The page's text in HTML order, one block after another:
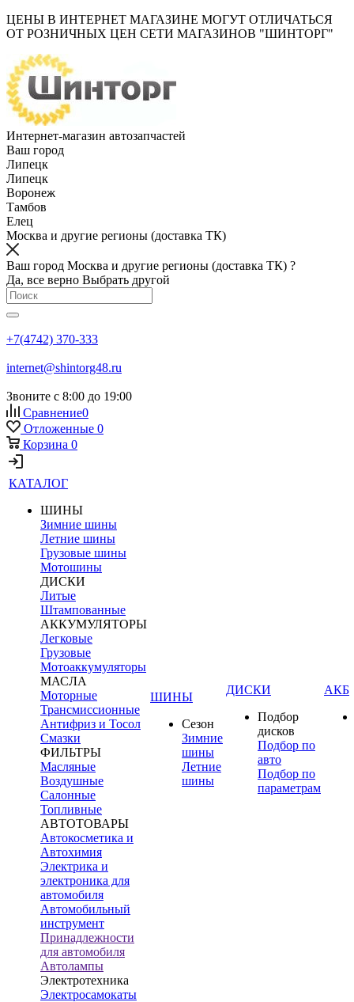
ЦЕНЫ В ИНТЕРНЕТ МАГАЗИНЕ МОГУТ ОТЛИЧАТЬСЯ
ОТ РОЗНИЧНЫХ ЦЕН СЕТИ МАГАЗИНОВ "ШИНТОРГ"
Интернет-магазин автозапчастей
Ваш город
Липецк
Липецк
Воронеж
Тамбов
Елец
Москва и другие регионы (доставка ТК)
Ваш город Москва и другие регионы (доставка ТК) ?
Да, все верно Выбрать другой
+7(4742) 370-333
internet@shintorg48.ru
Звоните с 8:00 до 19:00
Сравнение0
Отложенные 0
Корзина 0
КАТАЛОГ
ШИНЫ
Зимние шины
Летние шины
Грузовые шины
Мотошины
ДИСКИ
Литые
Штампованные
АККУМУЛЯТОРЫ
Легковые
Грузовые
Мотоаккумуляторы
МАСЛА
Моторные
Трансмиссионные
Антифриз и Тосол
Смазки
ФИЛЬТРЫ
Масляные
Воздушные
Салонные
Топливные
АВТОТОВАРЫ
Автокосметика и
Автохимия
Электрика и
электроника для
автомобиля
Автомобильный
инструмент
Принадлежности
для автомобиля
Автолампы
Электротехника
Электросамокаты
ШИНЫ
Сезон
Зимние
шины
Летние
шины
ДИСКИ
Подбор
дисков
Подбор по
авто
Подбор по
параметрам
АКБ